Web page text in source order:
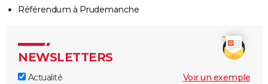
Référendum à Prudemanche
NEWSLETTERS
Actualité
Voir un exemple